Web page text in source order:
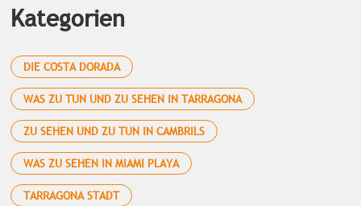
Kategorien
DIE COSTA DORADA
WAS ZU TUN UND ZU SEHEN IN TARRAGONA
ZU SEHEN UND ZU TUN IN CAMBRILS
WAS ZU SEHEN IN MIAMI PLAYA
TARRAGONA STADT